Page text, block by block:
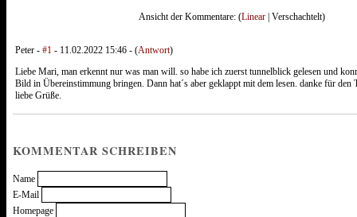
Ansicht der Kommentare: (Linear | Verschachtelt)
Peter - #1 - 11.02.2022 15:46 - (Antwort)
Liebe Mari, man erkennt nur was man will. so habe ich zuerst tunnelblick gelesen und
Bild in Übereinstimmung bringen. Dann hat´s aber geklappt mit dem lesen. danke für
liebe Grüße.
KOMMENTAR SCHREIBEN
Name
E-Mail
Homepage